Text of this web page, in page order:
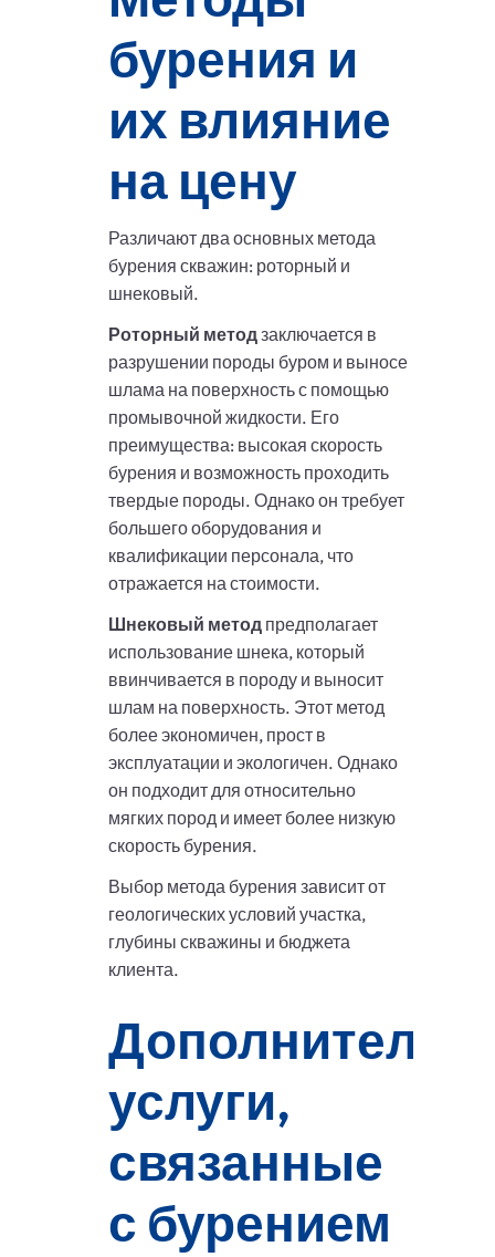
бурения и
их влияние
на цену
Различают два основных метода
бурения скважин: роторный и
шнековый.
Роторный методзаключается в
разрушении породы буром и выносе
шлама на поверхность с помощью
промывочной жидкости. Его
преимущества: высокая скорость
бурения и возможность проходить
твердые породы. Однако он требует
большего оборудования и
квалификации персонала, что
отражается на стоимости.
Шнековый метод предполагает
использование шнека, который
ввинчивается в породу и выносит
шлам на поверхность. Этот метод
более экономичен, прост в
эксплуатации и экологичен. Однако
он подходит для относительно
мягких пород и имеет более низкую
скорость бурения.
Выбор метода бурения зависит от
геологических условий участка,
глубины скважины и бюджета
клиента.
услуги,
связанные
с бурением